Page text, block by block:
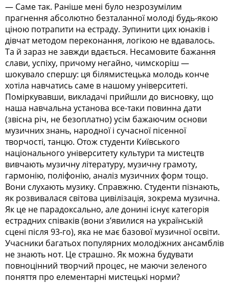
— Саме так. Раніше мені було незрозумілим
прагнення абсолютно безталанної молоді будь-якою
ціною потрапити на естраду. Зупинити цих юнаків і
дівчат методом переконання, логікою не вдавалось.
Та й зараз не завжди вдається. Несамовите бажання
слави, успіху, причому негайно, чимскоріш —
шокувало спершу: ця білямистецька молодь конче
хотіла навчатись саме в нашому університеті.
Поміркувавши, викладачі прийшли до висновку, що
наша навчальна установа все-таки повинна дати
(звісна річ, не безоплатно) усім бажаючим основи
музичних знань, народної і сучасної пісенної
творчості, танцю. Отож студенти Київського
національного університету культури та мистецтв
вивчають музичну літературу, музичну грамоту,
гармонію, поліфонію, аналіз музичних форм тощо.
Вони слухають музику. Справжню. Студенти пізнають,
як розвивалася світова цивілізація, зокрема музична.
Як це не парадоксально, але донині існує категорія
естрадних співаків (вони з’явилися на українській
сцені після 93-го), яка не має базової музичної освіти.
Учасники багатьох популярних молодіжних ансамблів
не знають нот. Це страшно. Як можна будувати
повноцінний творчий процес, не маючи зеленого
поняття про елементарні мистецькі норми?